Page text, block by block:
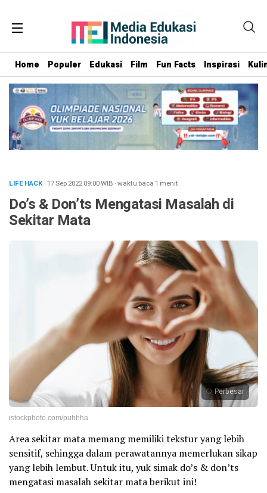
Home Populer Edukasi Film Fun Facts Inspirasi
LIFE HACK· 17 Sep 202209:00WIB ·waktu baca 1 menit
Do’s & Don’ts Mengatasi Masalah di
Sekitar Mata
Perbesar
istockphoto.com/puhhha
Area sekitar mata memang memiliki tekstur yang lebih
sensitif, sehingga dalam perawatannya memerlukan sikap
yang lebih lembut. Untuk itu, yuk simak do’s & don’ts
mengatasi masalah sekitar mata berikut ini!